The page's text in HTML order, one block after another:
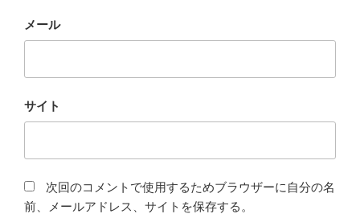
メール
サイト
次回のコメントで使用するためブラウザーに自分の名
前、メールアドレス、サイトを保存する。